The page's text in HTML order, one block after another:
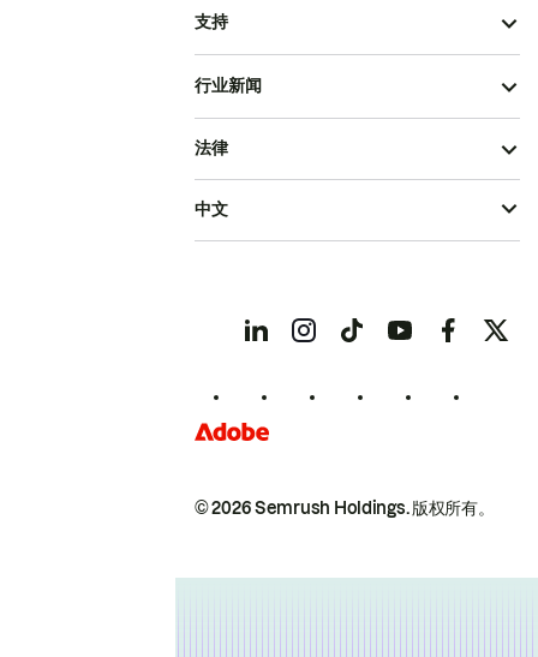
支持
行业新闻
© 2026 Semrush Holdings.版权所有。
法律
中文